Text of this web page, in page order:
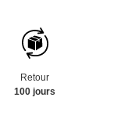
Retour
100 jours